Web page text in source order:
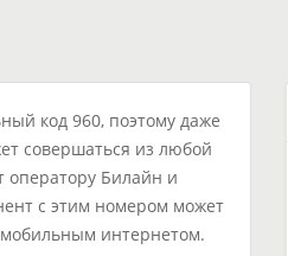
код 960, поэтому даже
совершаться из любой
оператору Билайн и
с этим номером может
мобильным интернетом.